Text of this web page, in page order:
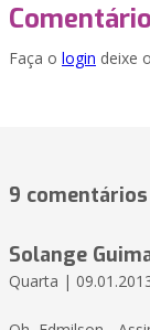
Faça o login deixe
9 comentários
Solange
Quarta |